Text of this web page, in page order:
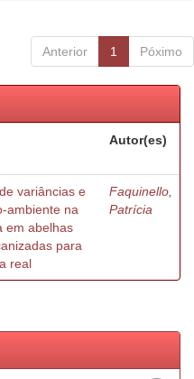
Anterior 1 Póximo
Autor(es)
variâncias e
ambiente na
em abelhas
para
real
Faquinello,
Patrícia